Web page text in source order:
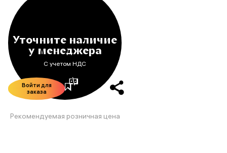
Уточните наличие
у менеджера
С учетом НДС
Войти для
заказа
Рекомендуемая розничная цена